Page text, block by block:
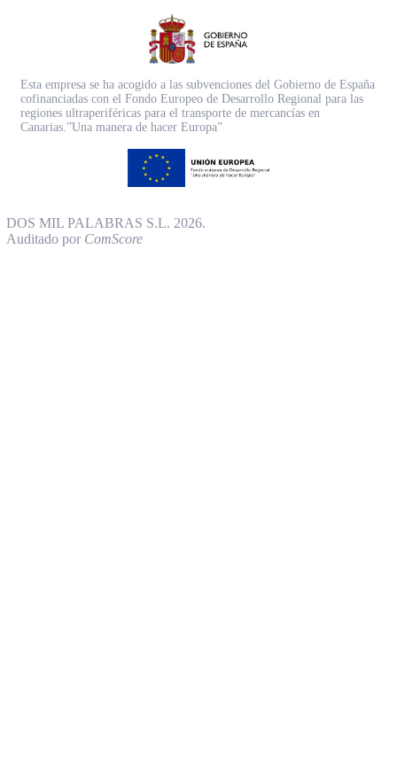
Esta empresa se ha acogido a las subvenciones del Gobierno de España
cofinanciadas con el Fondo Europeo de Desarrollo Regional para las
regiones ultraperiféricas para el transporte de mercancías en
Canarias.”Una manera de hacer Europa”
DOS MIL PALABRAS S.L. 2026.
Auditado por ComScore